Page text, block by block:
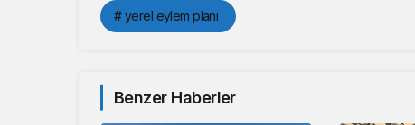
# yerel eylem planı
Benzer Haberler